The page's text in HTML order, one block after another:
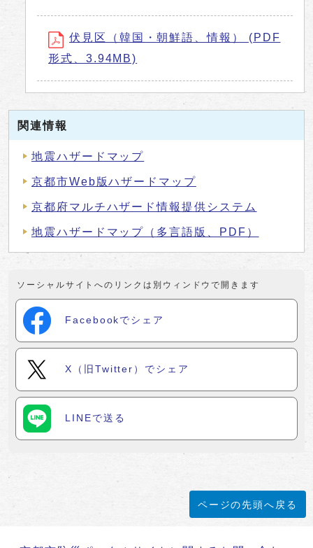
伏見区（韓国・朝鮮語、情報） (PDF
形式、3.94MB)
関連情報
地震ハザードマップ
京都市Web版ハザードマップ
京都府マルチハザード情報提供システム
地震ハザードマップ（多言語版、PDF）
ソーシャルサイトへのリンクは別ウィンドウで開きます
Facebookでシェア
X（旧Twitter）でシェア
LINEで送る
ページの先頭へ戻る